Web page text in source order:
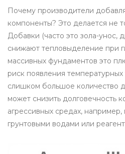
Почему производители
компоненты? Это делается не
Добавки (часто это зола-унос,
снижают тепловыделение при
массивных фундаментов это
риск появления
слишком большое количество
может снизить долговечность
агрессивных средах, например,
грунтовыми водами или